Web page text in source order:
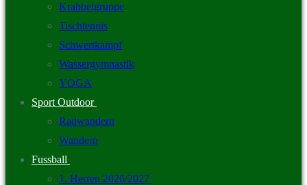
Krabbelgruppe
Tischtennis
Schwertkampf
Wassergymnastik
YOGA
Sport Outdoor
Radwandern
Wandern
Fussball
1. Herren 2026/2027